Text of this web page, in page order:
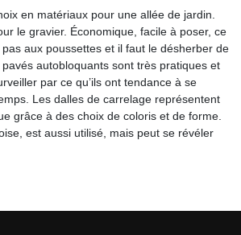
en matériaux pour une allée de jardin.
le gravier. Économique, facile à poser, ce
aux poussettes et il faut le désherber de
autobloquants sont très pratiques et
par ce qu’ils ont tendance à se
Les dalles de carrelage représentent
grâce à des choix de coloris et de forme.
est aussi utilisé, mais peut se révéler